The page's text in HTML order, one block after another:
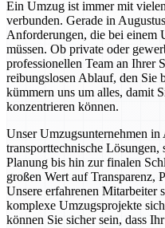
Ein Umzug ist immer mit
verbunden. Gerade in
Anforderungen, die bei einem
müssen. Ob private oder
professionellen Team an Ihrer
reibungslosen Ablauf, den Sie
kümmern uns um alles, damit
konzentrieren können.
Unser Umzugsunternehmen
transporttechnische Lösungen,
Planung bis hin zur finalen
großen Wert auf Transparenz,
Unsere erfahrenen Mitarbeiter
komplexe Umzugsprojekte
können Sie sicher sein, dass